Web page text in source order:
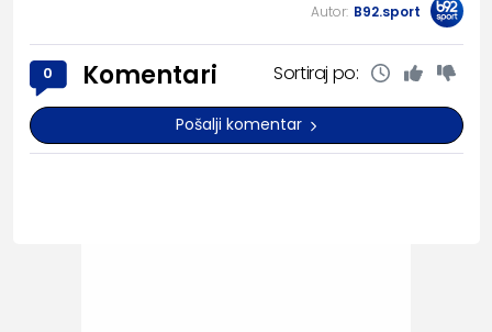
Autor: B92.sport
0 Komentari Sortiraj po:
Pošalji komentar